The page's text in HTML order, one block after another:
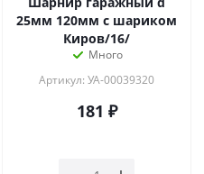
25мм 120мм с шариком
Киров/16/
Много
Артикул: УА-00039320
181 ₽